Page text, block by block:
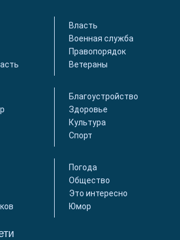
Власть
Военная служба
Правопорядок
Ветераны
Благоустройство
Здоровье
Культура
Спорт
Погода
Общество
Это интересно
Юмор